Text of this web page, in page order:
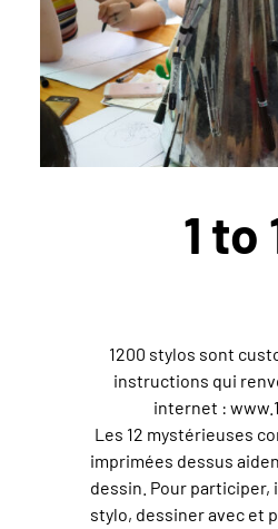
1 to
1200 stylos sont
instructions qui
internet :
Les 12 mystérieuses
imprimées dessus
dessin. Pour participer,
stylo, dessiner avec et